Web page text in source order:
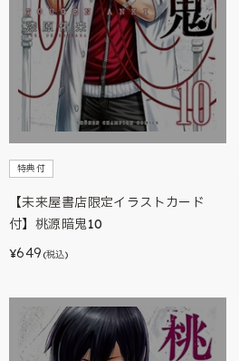
特典付
【未来屋書店限定イラストカード
付】桃源暗鬼10
¥649 (税込)